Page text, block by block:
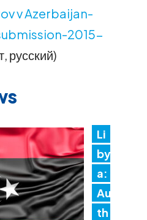
v Azerbaijan-
2015-
русский)
Li
by
a:
Au
th